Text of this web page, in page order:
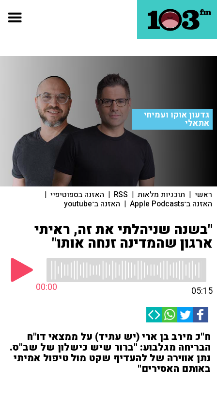
גדעון אוקו ועמיחי
אתאלי
ראשי | תוכניות מלאות |
RSS
| האזנה בספוטיפיי |
האזנה ב־Apple Podcasts | האזנה ב־youtube
"בשנה שניהלתי את זה, ראיתי
ארגון שהמדינה זנחה אותו"
00:00 05:15
ח"כ מירב בן ארי (יש עתיד) על ממצאי דו"ח
הבריחה מגלבוע: "ברור שיש כישלון של שב"ס.
נתן אווירה של להעדיף שקט מול טיפול אמיתי
באותם האסירים"